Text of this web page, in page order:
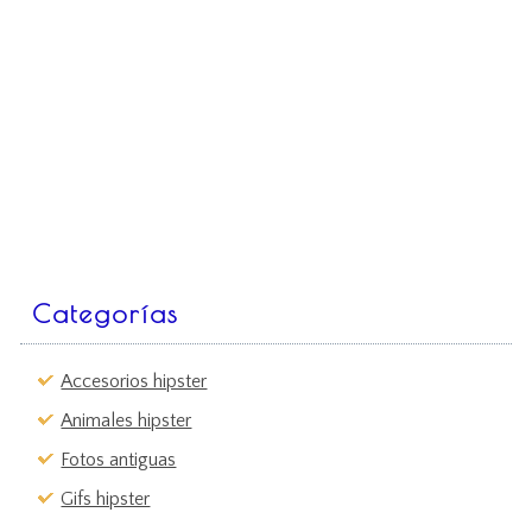
Categorías
Accesorios hipster
Animales hipster
Fotos antiguas
Gifs hipster